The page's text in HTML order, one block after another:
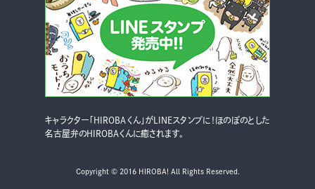
キャラクター「HIROBAくん」がLINEスタンプに！ほのぼのとした
名古屋弁のHIROBAくんに癒されます。
Copyright © 2016 HIROBA! All Rights Reserved.